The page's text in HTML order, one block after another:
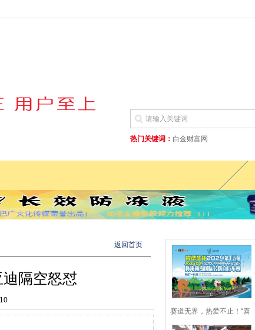
热门关键词： 白金财富网
返回首页
隔空怒怼
赛道无界，热爱不止！“喜